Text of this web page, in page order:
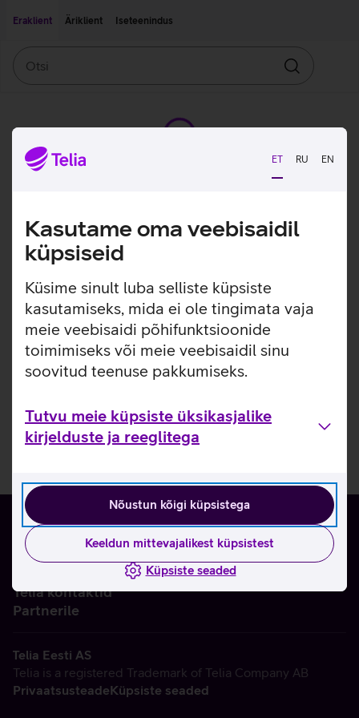
ET RU EN
Kasutame oma veebisaidil
küpsiseid
Küsime sinult luba selliste küpsiste
kasutamiseks, mida ei ole tingimata vaja
meie veebisaidi põhifunktsioonide
toimimiseks või meie veebisaidil sinu
soovitud teenuse pakkumiseks.
Tutvu meie küpsiste üksikasjalike
kirjelduste ja reeglitega
Nõustun kõigi küpsistega
Keeldun mittevajalikest küpsistest
Küpsiste seaded
Eraklient
Äriklient Iseteenindus
Otsin
Telia kontaktid
Partnerile
Telia Eesti AS
Telia is a registered Trademark of Telia Company AB
PrivaatsusteadeKüpsiste seaded